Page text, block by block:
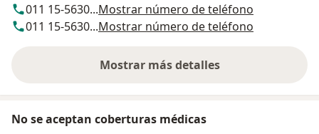
011 15-5630...Mostrar número de teléfono
011 15-5630...Mostrar número de teléfono
Mostrar más detalles
sobre la dirección
No se aceptan coberturas médicas